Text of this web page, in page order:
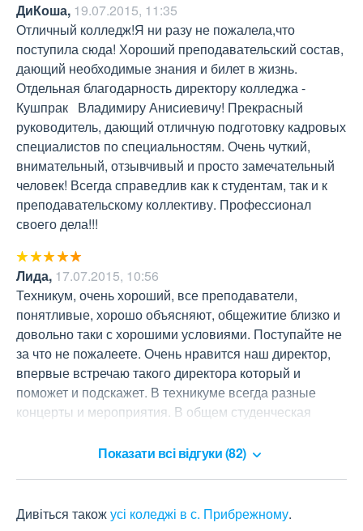
ДиКоша, 19.07.2015, 11:35
Отличный колледж!Я ни разу не пожалела,что
поступила сюда! Хороший преподавательский состав,
дающий необходимые знания и билет в жизнь.
Отдельная благодарность директору колледжа -
Кушпрак   Владимиру Анисиевичу! Прекрасный
руководитель, дающий отличную подготовку кадровых
специалистов по специальностям. Очень чуткий,
внимательный, отзывчивый и просто замечательный
человек! Всегда справедлив как к студентам, так и к
преподавательскому коллективу. Профессионал
своего дела!!!
Лида, 17.07.2015, 10:56
Техникум, очень хороший, все преподаватели,
понятливые, хорошо объясняют, общежитие близко и
довольно таки с хорошими условиями. Поступайте не
за что не пожалеете. Очень нравится наш директор,
впервые встречаю такого директора который и
поможет и подскажет. В техникуме всегда разные
концерты и мероприятия. В общем студенческая
Показати всі відгуки (82)
Дивіться такожусі коледжі в с. Прибрежному.